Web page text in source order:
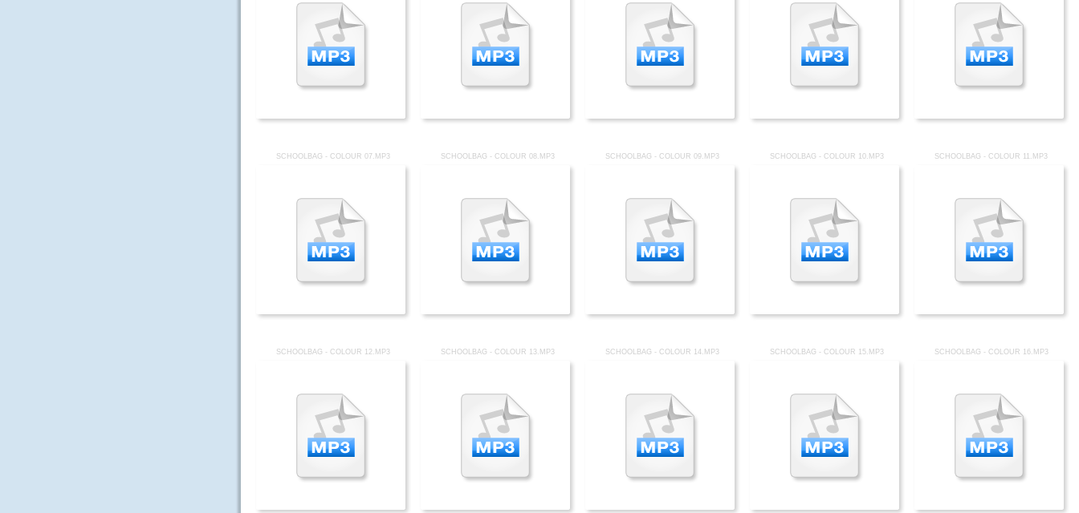
SCHOOLBAG - COLOUR 07.MP3 SCHOOLBAG - COLOUR 08.MP3 SCHOOLBAG - COLOUR 09.MP3 SCHOOLBAG - COLOUR 10.MP3 SCHOOLBAG - COLOUR 11.MP3
SCHOOLBAG - COLOUR 12.MP3 SCHOOLBAG - COLOUR 13.MP3 SCHOOLBAG - COLOUR 14.MP3 SCHOOLBAG - COLOUR 15.MP3 SCHOOLBAG - COLOUR 16.MP3